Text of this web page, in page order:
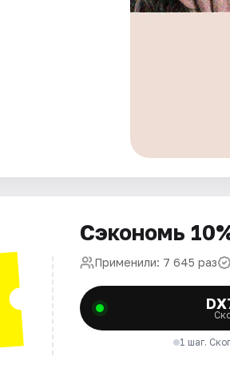
Сэкономь
Применили: 7 645 раз
1 шаг.